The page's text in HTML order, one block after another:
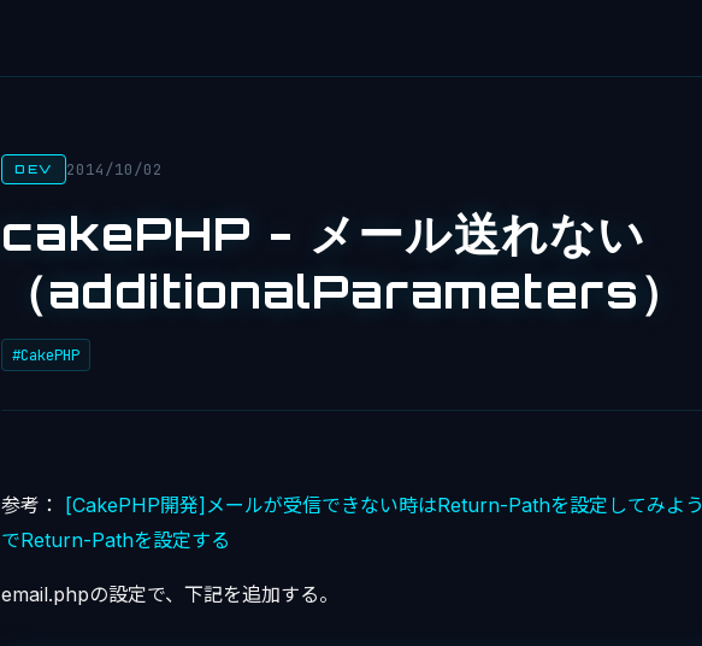
DEV 2014/10/02
cakePHP - メール送れない
（additionalParameters）
#CakePHP
参考： [CakePHP開発]メールが受信できない時はReturn-Pathを設定してみよう
でReturn-Pathを設定する
email.phpの設定で、下記を追加する。